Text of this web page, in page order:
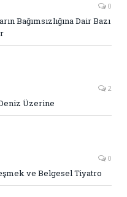
0
Bağımsızlığına Dair Bazı
2
Üzerine
0
ve Belgesel Tiyatro